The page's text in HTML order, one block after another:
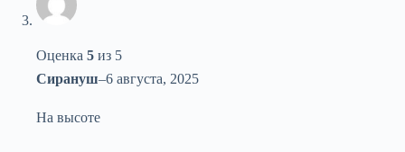
Оценка 5 из 5
Сирануш–6 августа, 2025
На высоте